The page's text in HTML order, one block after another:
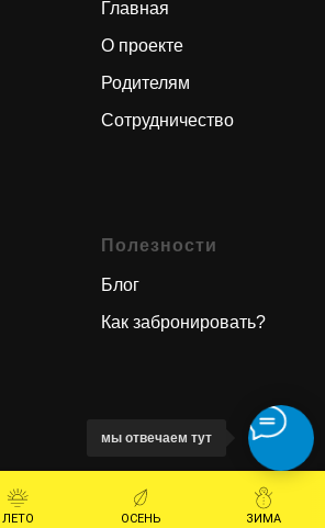
Главная
О проекте
Родителям
Сотрудничество
Полезности
Блог
Как забронировать?
мы отвечаем тут
ЛЕТО ОСЕНЬ ЗИМА